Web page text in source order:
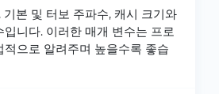
기본 및 터보 주파수, 캐시 크기와
니다. 이러한 매개 변수는 프로
으로 알려주며 높을수록 좋습